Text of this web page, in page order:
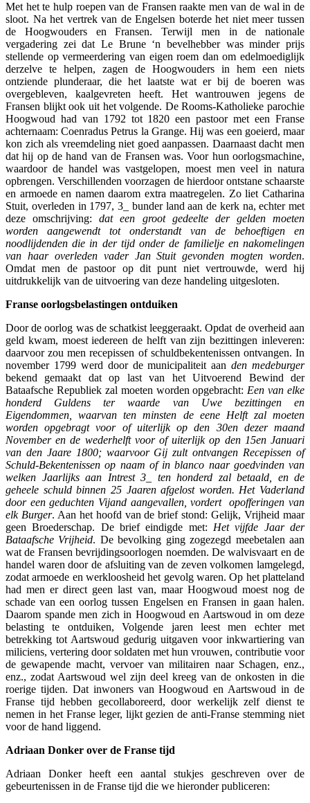
Met het te hulp roepen van de Fransen raakte men van de wal in de
sloot. Na het vertrek van de Engelsen boterde het niet meer tussen
de Hoogwouders en Fransen. Terwijl men in de nationale
vergadering zei dat Le Brune ‘n bevelhebber was minder prijs
stellende op vermeerdering van eigen roem dan om edelmoediglijk
derzelve te helpen, zagen de Hoogwouders in hem een niets
ontziende plunderaar, die het laatste wat er bij de boeren was
overgebleven, kaalgevreten heeft. Het wantrouwen jegens de
Fransen blijkt ook uit het volgende. De Rooms-Katholieke parochie
Hoogwoud had van 1792 tot 1820 een pastoor met een Franse
achternaam: Coenradus Petrus la Grange. Hij was een goeierd, maar
kon zich als vreemdeling niet goed aanpassen. Daarnaast dacht men
dat hij op de hand van de Fransen was. Voor hun oorlogsmachine,
waardoor de handel was vastgelopen, moest men veel in natura
opbrengen. Verschillenden voorzagen de hierdoor ontstane schaarste
en armoede en namen daarom extra maatregelen. Zo liet Catharina
Stuit, overleden in 1797, 3_ bunder land aan de kerk na, echter met
deze omschrijving:dat een groot gedeelte der gelden moeten
worden aangewendt tot onderstandt van de behoeftigen en
noodlijdenden die in der tijd onder de familielje en nakomelingen
van haar overleden vader Jan Stuit gevonden mogten worden.
Omdat men de pastoor op dit punt niet vertrouwde, werd hij
uitdrukkelijk van de uitvoering van deze handeling uitgesloten.
Franse oorlogsbelastingen ontduiken
Door de oorlog was de schatkist leeggeraakt. Opdat de overheid aan
geld kwam, moest iedereen de helft van zijn bezittingen inleveren:
daarvoor zou men recepissen of schuldbekentenissen ontvangen. In
november 1799 werd door de municipaliteit aanden medeburger
bekend gemaakt dat op last van het Uitvoerend Bewind der
Bataafsche Republiek zal moeten worden opgebracht: Een van elke
honderd Guldens ter waarde van Uwe bezittingen en
Eigendommen, waarvan ten minsten de eene Helft zal moeten
worden opgebragt voor of uiterlijk op den 30en dezer maand
November en de wederhelft voor of uiterlijk op den 15en Januari
van den Jaare 1800; waarvoor Gij zult ontvangen Recepissen of
Schuld-Bekentenissen op naam of in blanco naar goedvinden van
welken Jaarlijks aan Intrest 3_ ten honderd zal betaald, en de
geheele schuld binnen 25 Jaaren afgelost worden. Het Vaderland
door een geduchten Vijand aangevallen, vordert opofferingen van
elk Burger. Aan het hoofd van de brief stond: Gelijk, Vrijheid maar
geen Broederschap. De brief eindigde met: Het vijfde Jaar der
Bataafsche Vrijheid. De bevolking ging zogezegd meebetalen aan
wat de Fransen bevrijdingsoorlogen noemden. De walvisvaart en de
handel waren door de afsluiting van de zeven volkomen lamgelegd,
zodat armoede en werkloosheid het gevolg waren. Op het platteland
had men er direct geen last van, maar Hoogwoud moest nog de
schade van een oorlog tussen Engelsen en Fransen in gaan halen.
Daarom spande men zich in Hoogwoud en Aartswoud in om deze
belasting te ontduiken, Volgende jaren leest men echter met
betrekking tot Aartswoud gedurig uitgaven voor inkwartiering van
miliciens, vertering door soldaten met hun vrouwen, contributie voor
de gewapende macht, vervoer van militairen naar Schagen, enz.,
enz., zodat Aartswoud wel zijn deel kreeg van de onkosten in die
roerige tijden. Dat inwoners van Hoogwoud en Aartswoud in de
Franse tijd hebben gecollaboreerd, door werkelijk zelf dienst te
nemen in het Franse leger, lijkt gezien de anti-Franse stemming niet
voor de hand liggend.
Adriaan Donker over de Franse tijd
Adriaan Donker heeft een aantal stukjes geschreven over de
gebeurtenissen in de Franse tijd die we hieronder publiceren: